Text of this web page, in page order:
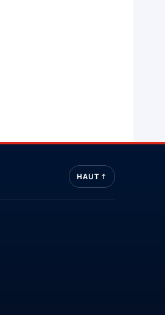
HAUT ↑